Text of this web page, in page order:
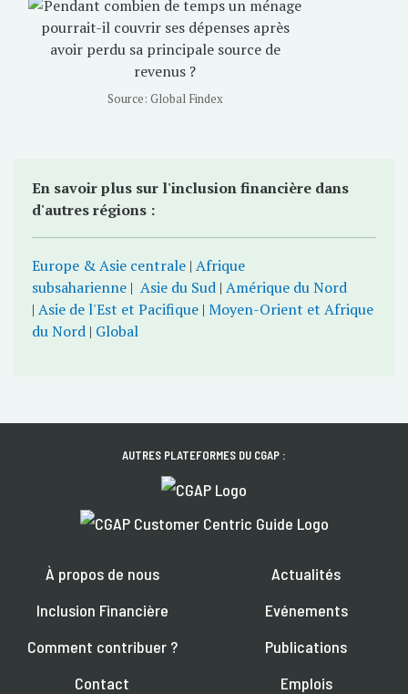
Source: Global Findex
En savoir plus sur l'inclusion financière dans
d'autres régions :
Europe & Asie centrale | Afrique
subsaharienne | Asie du Sud | Amérique du Nord
| Asie de l'Est et Pacifique | Moyen-Orient et Afrique
du Nord | Global
AUTRES PLATEFORMES DU CGAP :
À propos de nous
Inclusion Financière
Comment contribuer ?
Contact
Actualités
Evénements
Publications
Emplois